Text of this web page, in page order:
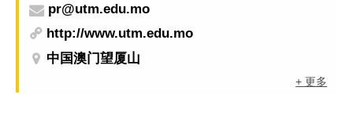
pr@utm.edu.mo
http://www.utm.edu.mo
中国澳门望厦山
+ 更多